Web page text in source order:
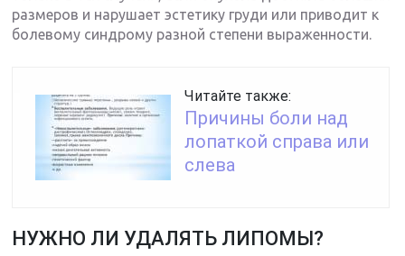
размеров и нарушает эстетику груди или приводит к
болевому синдрому разной степени выраженности.
Читайте также:
Причины боли над
лопаткой справа или
слева
НУЖНО ЛИ УДАЛЯТЬ ЛИПОМЫ?